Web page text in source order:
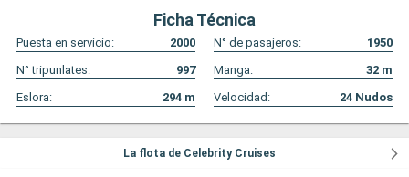
Ficha Técnica
Puesta en servicio: 2000 N° de pasajeros:
1950
N° tripunlates:
997 Manga: 32 m
Eslora:
294 m Velocidad: 24 Nudos
La flota de Celebrity Cruises